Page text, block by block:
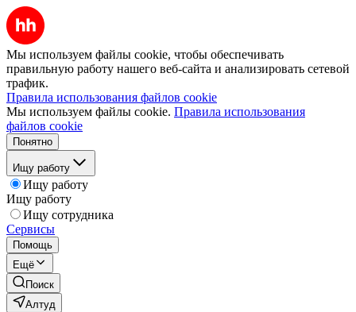
Мы используем файлы cookie, чтобы обеспечивать
правильную работу нашего веб-сайта и анализировать сетевой
трафик.
Правила использования файлов cookie
Мы используем файлы cookie. Правила использования
файлов cookie
Понятно
Ищу работу
Ищу работу
Ищу работу
Ищу сотрудника
Сервисы
Помощь
Ещё
Поиск
Алтуд